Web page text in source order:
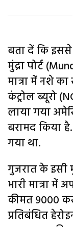
बता दें कि
मुंद्रा पोर्ट
मात्रा में नशे
कंट्रोल ब्यूरो
लाया गया
बरामद किया
गया था.
गुजरात के इसी
भारी मात्रा में
कीमत 9000
प्रतिबंधित